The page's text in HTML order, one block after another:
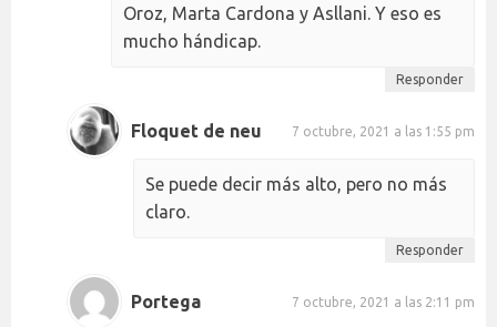
Oroz, Marta Cardona y Asllani. Y eso es
mucho hándicap.
Responder
Floquet de neu 7 octubre, 2021 a las 1:55 pm
Se puede decir más alto, pero no más
claro.
Responder
Portega 7 octubre, 2021 a las 2:11 pm